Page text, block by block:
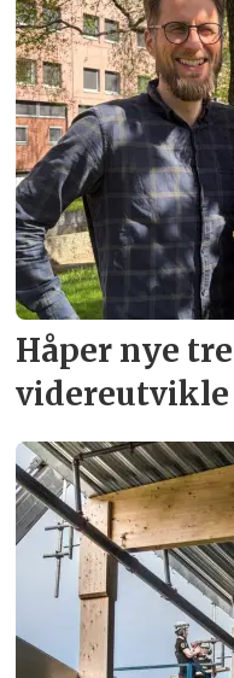
Håper nye